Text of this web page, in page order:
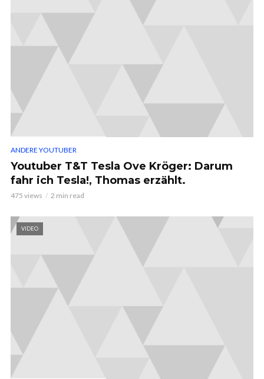
ANDERE YOUTUBER
Youtuber T&T Tesla Ove Kröger: Darum
fahr ich Tesla!, Thomas erzählt.
475 views 2 min read
VIDEO